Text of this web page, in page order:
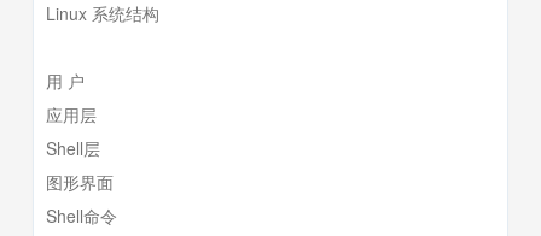
Linux 系统结构
用 户
应用层
Shell层
图形界面
Shell命令